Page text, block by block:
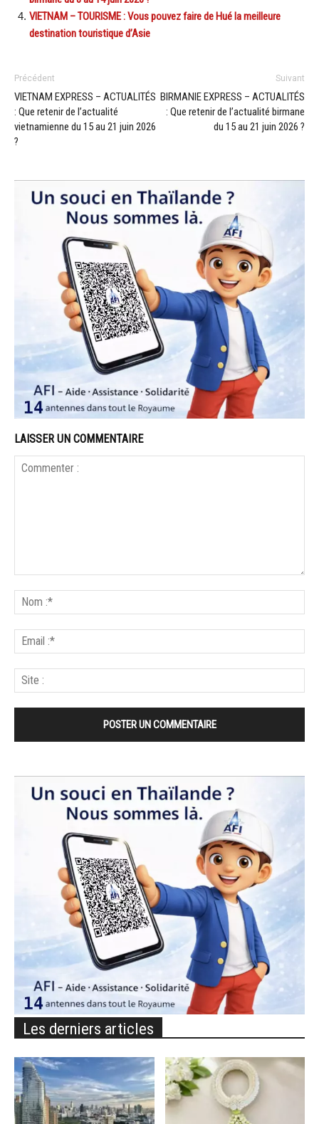
VIETNAM – TOURISME : Vous pouvez faire de Hué la meilleure
destination touristique d’Asie
Précédent
VIETNAM EXPRESS – ACTUALITÉS
: Que retenir de l’actualité
vietnamienne du 15 au 21 juin 2026
?
Suivant
BIRMANIE EXPRESS – ACTUALITÉS
: Que retenir de l’actualité birmane
du 15 au 21 juin 2026 ?
LAISSER UN COMMENTAIRE
Les derniers articles